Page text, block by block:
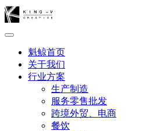
魁鲸首页
关于我们
行业方案
生产制造
服务零售批发
跨境外贸、电商
餐饮